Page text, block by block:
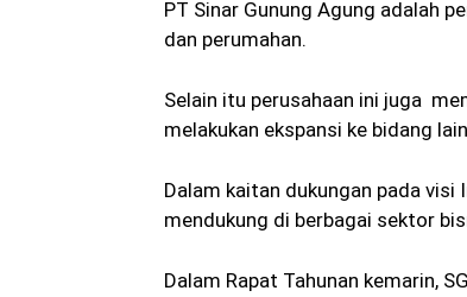
PT Sinar Gunung Agung adalah
dan perumahan.
Selain itu perusahaan ini juga
melakukan ekspansi ke bidang
Dalam kaitan dukungan pada
mendukung di berbagai sektor
Dalam Rapat Tahunan kemarin,